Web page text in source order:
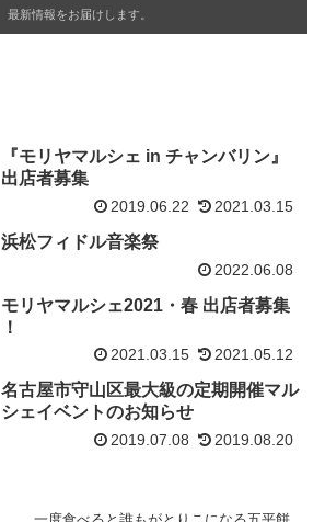
最新情報をお届けします。
『モリヤマルシェ in チャンバリン』
出店者募集
2019.06.22 2021.03.15
浜松フィドル音楽祭
2022.06.08
モリヤマルシェ2021・春 出店者募集
！
2021.03.15 2021.05.12
名古屋市守山区最大級の定期開催マル
シェイベントのお知らせ
2019.07.08 2019.08.20